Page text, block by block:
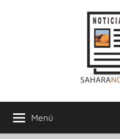
Sahara
Noticias
Menú